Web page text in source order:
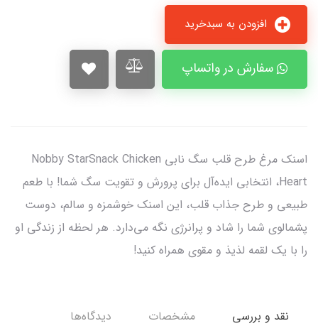
سفارش در واتساپ
اسنک مرغ طرح قلب سگ نابی Nobby StarSnack Chicken
Heart، انتخابی ایده‌آل برای پرورش و تقویت سگ شما! با طعم
طبیعی و طرح جذاب قلب، این اسنک خوشمزه و سالم، دوست
پشمالوی شما را شاد و پرانرژی نگه می‌دارد. هر لحظه از زندگی او
را با یک لقمه لذیذ و مقوی همراه کنید!
نقد و بررسی مشخصات دیدگاه‌ها